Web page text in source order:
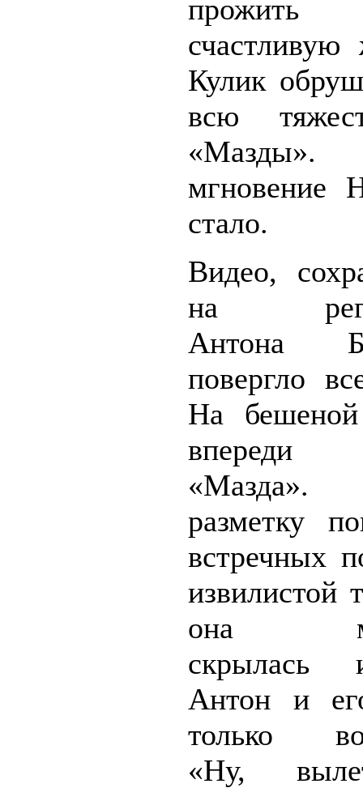
прожить
Кулик
всю
мгновение
стало.
Видео,
на
Антона
повергло
На бешеной
впереди
«Мазда».
разметку
встречных
извилистой
она
скрылась
Антон и
только
«Ну,